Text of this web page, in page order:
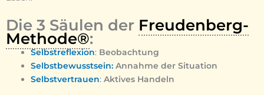
Die 3 Säulen der Freudenberg-
Methode®:
Selbstreflexion: Beobachtung
Selbstbewusstsein: Annahme der Situation
Selbstvertrauen: Aktives Handeln